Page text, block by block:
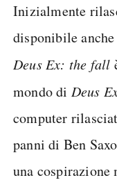
Inizialmente
disponibile
Deus Ex: the fall
mondo di Deus
computer
panni di Ben
una cospirazione